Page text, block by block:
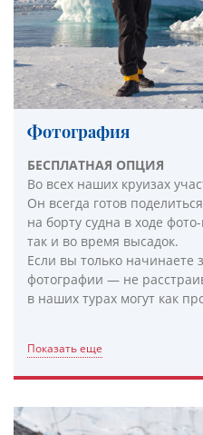
Фотография
БЕСПЛАТНАЯ ОПЦИЯ
Во всех наших круизах
Он всегда готов
на борту судна в ходе
так и во время высадок.
Если вы только начинаете
фотографии — не
в наших турах могут как
Показать еще